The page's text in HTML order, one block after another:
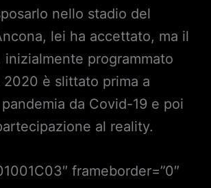
nello stadio del
lei ha accettato, ma il
inizialmente programmato
2020 è slittato prima a
da Covid-19 e poi
al reality.
frameborder=”0″